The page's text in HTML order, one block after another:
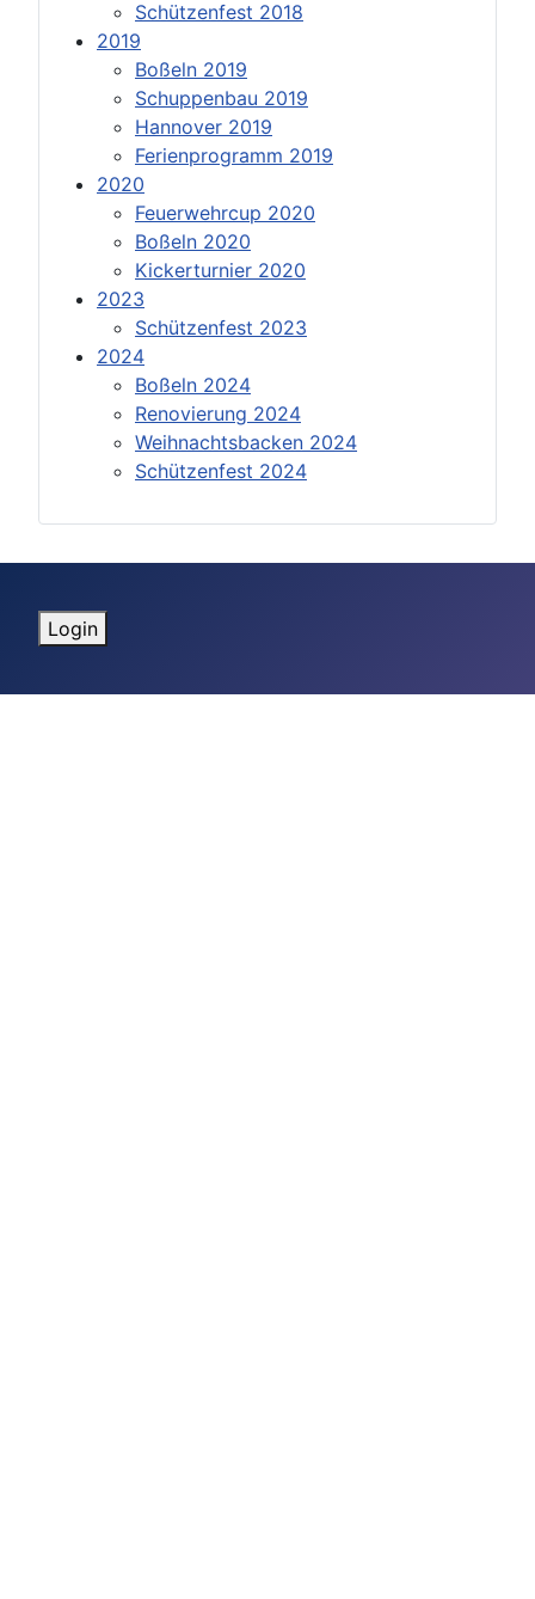
Schützenfest 2018
2019
Boßeln 2019
Schuppenbau 2019
Hannover 2019
Ferienprogramm 2019
2020
Feuerwehrcup 2020
Boßeln 2020
Kickerturnier 2020
2023
Schützenfest 2023
2024
Boßeln 2024
Renovierung 2024
Weihnachtsbacken 2024
Schützenfest 2024
Login